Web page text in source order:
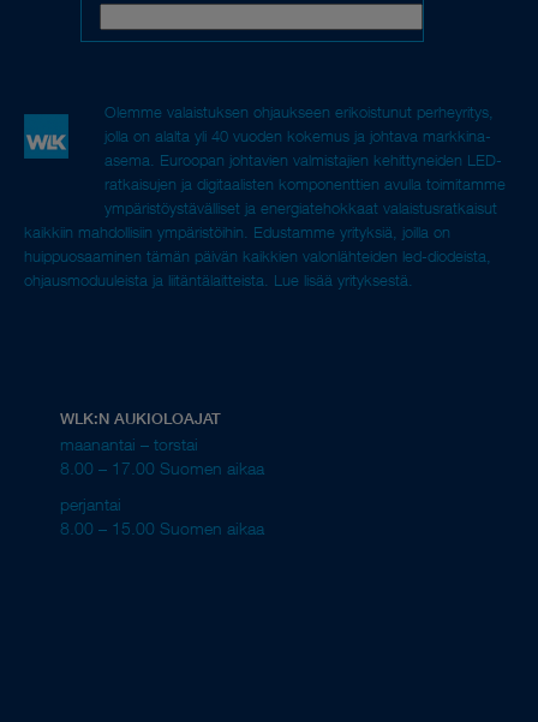
Olemme valaistuksen ohjaukseen erikoistunut perheyritys,
jolla on alalta yli 40 vuoden kokemus ja johtava markkina-
asema. Euroopan johtavien valmistajien kehittyneiden LED-
ratkaisujen ja digitaalisten komponenttien avulla toimitamme
ympäristöystävälliset ja energiatehokkaat valaistusratkaisut
kaikkiin mahdollisiin ympäristöihin. Edustamme yrityksiä, joilla on
huippuosaaminen tämän päivän kaikkien valonlähteiden led-diodeista,
ohjausmoduuleista ja liitäntälaitteista. Lue lisää yrityksestä.
WLK:N AUKIOLOAJAT
maanantai – torstai
8.00 – 17.00 Suomen aikaa
perjantai
8.00 – 15.00 Suomen aikaa